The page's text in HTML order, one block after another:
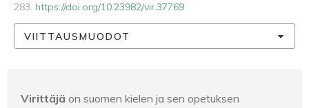
283. https://doi.org/10.23982/vir.37769
VIITTAUSMUODOT
Virittäjä on suomen kielen ja sen opetuksen